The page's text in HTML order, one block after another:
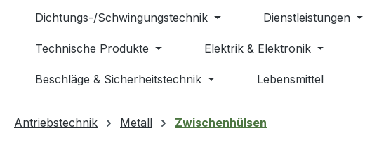
Dichtungs-/Schwingungstechnik Dienstleistungen
Technische Produkte Elektrik & Elektronik
Beschläge & Sicherheitstechnik Lebensmittel
Antriebstechnik Metall Zwischenhülsen